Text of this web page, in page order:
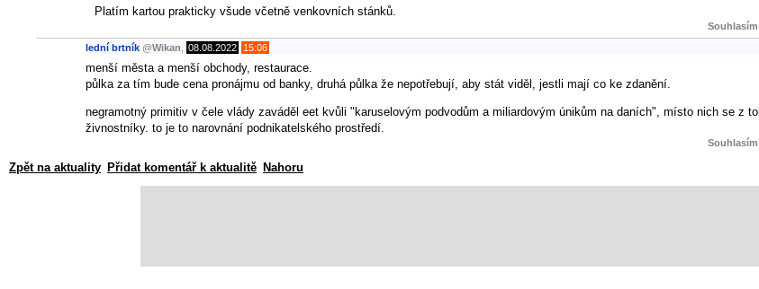
Platím kartou prakticky všude včetně venkovních stánků.
Souhlasím
lední brtník @Wikan 08.08.2022 15:06
menší města a menší obchody, restaurace.
půlka za tím bude cena pronájmu od banky, druhá půlka že nepotřebují, aby stát viděl, jestli mají co ke zdanění.
negramotný primitiv v čele vlády zaváděl eet kvůli "karuselovým podvodům a miliardovým únikům na daních", místo nich se z
živnostníky. to je to narovnání podnikatelského prostředí.
Souhlasím
Zpět na aktuality Přidat komentář k aktualitě Nahoru